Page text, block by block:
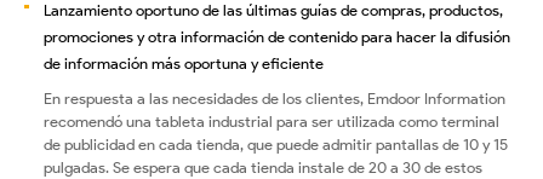
Lanzamiento oportuno de las últimas guías de compras, productos,
promociones y otra información de contenido para hacer la difusión
de información más oportuna y eficiente
En respuesta a las necesidades de los clientes, Emdoor Information
recomendó una tableta industrial para ser utilizada como terminal
de publicidad en cada tienda, que puede admitir pantallas de 10 y 15
pulgadas. Se espera que cada tienda instale de 20 a 30 de estos